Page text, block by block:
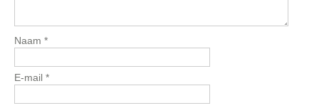
Naam *
E-mail *